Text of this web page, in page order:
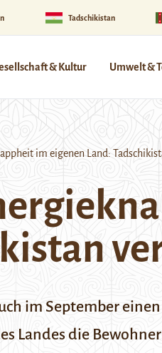
Tadschikistan
& Kultur Umwelt &
im eigenen Land:
im September
Landes die